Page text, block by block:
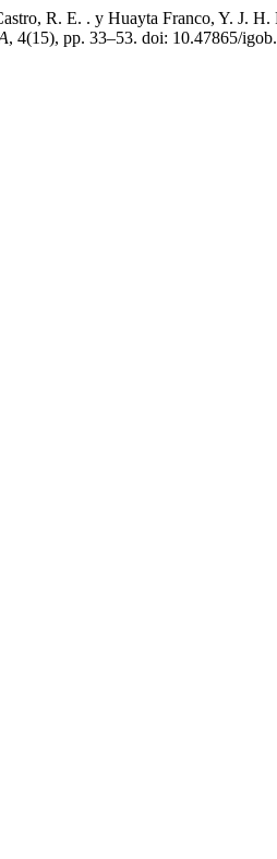
R. E. . y Huayta Franco, Y. J. H.
, 4(15), pp. 33–53. doi: 10.47865/